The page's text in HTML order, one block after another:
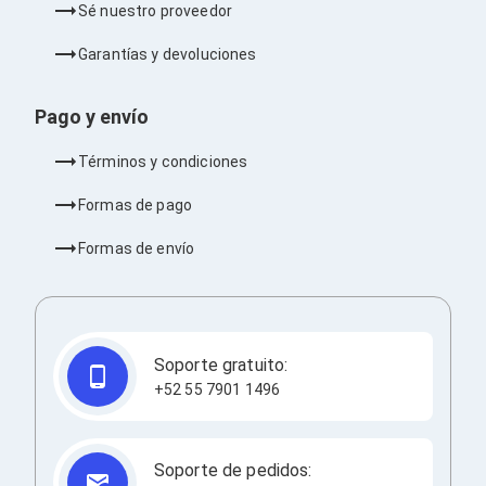
Barras de Sonido
Sonido para Centros de Entretenimiento
Proyección
Accesorios Proyectores
Presentadores
Pantallas de Proyección
Adaptadores de Red para Proyectores
TV y Pantallas
Accesorios TV
Soportes para Pantallas
Controles Remoto
Reproductores para Transmisión Multimedia
Pantallas Comerciales
Pantallas Interactivas
Sé nuestro proveedor
Garantías y devoluciones
Pago y envío
Términos y condiciones
Formas de pago
Formas de envío
Soporte gratuito:
+52 55 7901 1496
Soporte de pedidos: